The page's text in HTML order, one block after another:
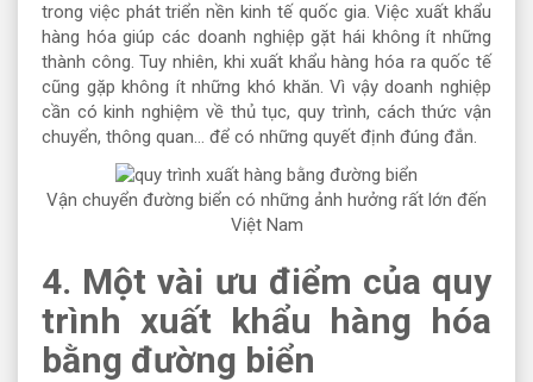
trong việc phát triển nền kinh tế quốc gia. Việc xuất khẩu
hàng hóa giúp các doanh nghiệp gặt hái không ít những
thành công. Tuy nhiên, khi xuất khẩu hàng hóa ra quốc tế
cũng gặp không ít những khó khăn. Vì vậy doanh nghiệp
cần có kinh nghiệm về thủ tục, quy trình, cách thức vận
chuyển, thông quan… để có những quyết định đúng đắn.
Vận chuyển đường biển có những ảnh hưởng rất lớn đến
Việt Nam
4. Một vài ưu điểm của quy
trình xuất khẩu hàng hóa
bằng đường biển